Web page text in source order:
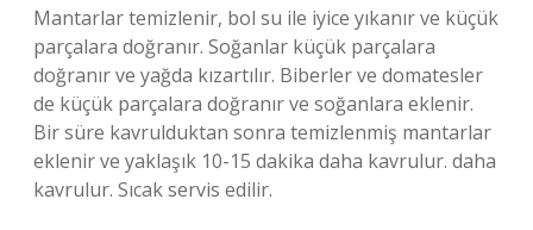
Mantarlar temizlenir, bol su ile iyice yıkanır ve küçük
parçalara doğranır. Soğanlar küçük parçalara
doğranır ve yağda kızartılır. Biberler ve domatesler
de küçük parçalara doğranır ve soğanlara eklenir.
Bir süre kavrulduktan sonra temizlenmiş mantarlar
eklenir ve yaklaşık 10-15 dakika daha kavrulur. daha
kavrulur. Sıcak servis edilir.